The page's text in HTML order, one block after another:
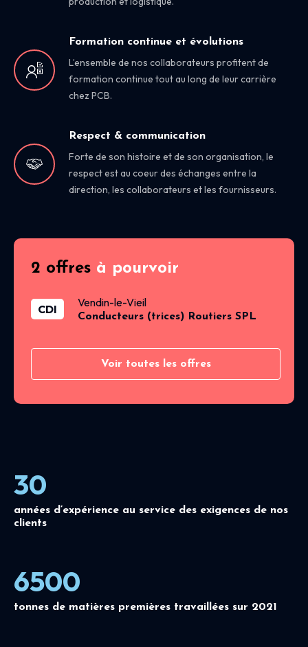
Formation continue et évolutions
L’ensemble de nos collaborateurs profitent de
formation continue tout au long de leur carrière
chez PCB.
Respect & communication
Forte de son histoire et de son organisation, le
respect est au coeur des échanges entre la
direction, les collaborateurs et les fournisseurs.
2 offres à pourvoir
CDI Vendin-le-Vieil
Conducteurs (trices) Routiers SPL
Voir toutes les offres
30
années d’expérience au service des exigences de nos
clients
6500
tonnes de matières premières travaillées sur 2021